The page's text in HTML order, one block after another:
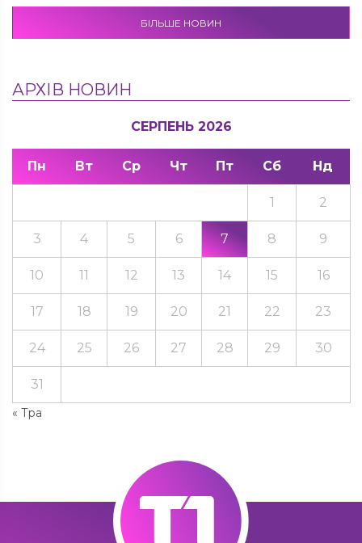
БІЛЬШЕ НОВИН
АРХІВ НОВИН
СЕРПЕНЬ 2026
Пн Вт Ср Чт Пт Сб Нд
« Тра
1 2
3 4 5 6 7 8 9
10 11 12 13 14 15 16
17 18 19 20 21 22 23
24 25 26 27 28 29 30
31